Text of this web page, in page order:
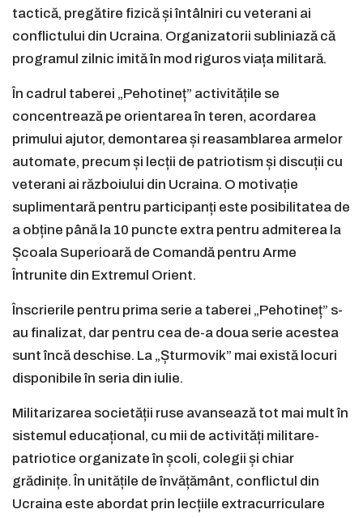
tactică, pregătire fizică și întâlniri cu veterani ai
conflictului din Ucraina. Organizatorii subliniază că
programul zilnic imită în mod riguros viața militară.
În cadrul taberei „Pehotineț” activitățile se
concentrează pe orientarea în teren, acordarea
primului ajutor, demontarea și reasamblarea armelor
automate, precum și lecții de patriotism și discuții cu
veterani ai războiului din Ucraina. O motivație
suplimentară pentru participanți este posibilitatea de
a obține până la 10 puncte extra pentru admiterea la
Școala Superioară de Comandă pentru Arme
Întrunite din Extremul Orient.
Înscrierile pentru prima serie a taberei „Pehotineț” s-
au finalizat, dar pentru cea de-a doua serie acestea
sunt încă deschise. La „Șturmovik” mai există locuri
disponibile în seria din iulie.
Militarizarea societății ruse avansează tot mai mult în
sistemul educațional, cu mii de activități militare-
patriotice organizate în școli, colegii și chiar
grădinițe. În unitățile de învățământ, conflictul din
Ucraina este abordat prin lecțiile extracurriculare